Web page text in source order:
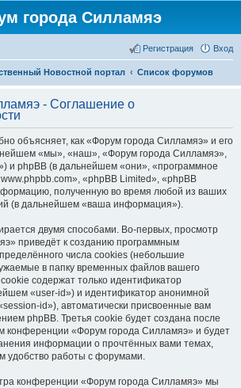
города Силламяэ
Вход
Регистрация
Новостной портал Список форумов
- Соглашение о
объясняет, как «Форум города Силламяэ» и его
«мы», «наш», «Форум города Силламяэ»,
и phpBB (в дальнейшем «они», «программное
«phpBB Limited», «phpBB
полученную во время любой из ваших
(в дальнейшем «ваша информация»).
двумя способами. Во-первых, просмотр
приведёт к созданию программным
числа cookies (небольшие
в папку временных файлов вашего
содержат только идентификатор
«user-id») и идентификатор анонимной
id»), автоматически присвоенные вам
phpBB. Третья cookie будет создана после
конференции «Форум города Силламяэ» и будет
информации о прочтённых вами темах,
удобство работы с форумами.
конференции «Форум города Силламяэ» мы